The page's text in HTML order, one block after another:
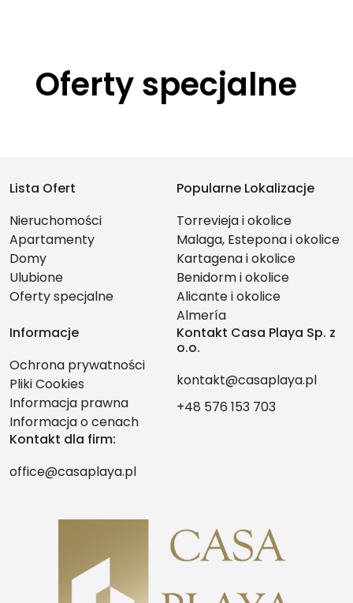
Oferty specjalne
Lista Ofert
Nieruchomości
Apartamenty
Domy
Ulubione
Oferty specjalne
Popularne Lokalizacje
Torrevieja i okolice
Malaga, Estepona i okolice
Kartagena i okolice
Benidorm i okolice
Alicante i okolice
Almería
Informacje
Ochrona prywatności
Pliki Cookies
Informacja prawna
Informacja o cenach
Kontakt Casa Playa Sp. z
o.o.
kontakt@casaplaya.pl
+48 576 153 703
Kontakt dla firm:
office@casaplaya.pl